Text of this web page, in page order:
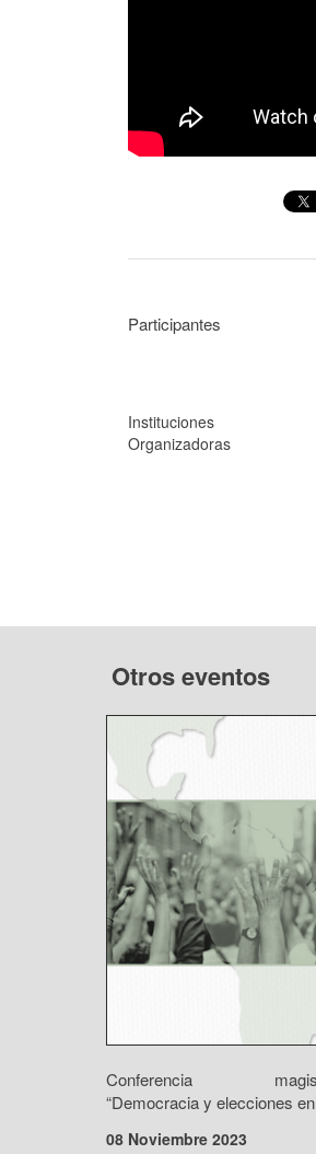
Participantes
Instituciones
Organizadoras
Otros eventos
Conferencia
“Democracia y elecciones
08 Noviembre 2023